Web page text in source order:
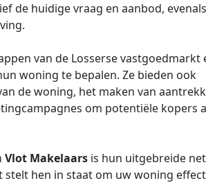
de huidige vraag en aanbod,
van de Losserse vastgoedmarkt
woning te bepalen. Ze bieden ook
de woning, het maken van
om potentiële kopers
Vlot Makelaars is hun uitgebreide
stelt hen in staat om uw woning